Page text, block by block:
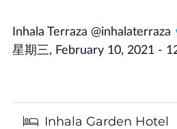
Inhala Terraza @inhalaterraza
星期三, February 10, 2021 -
Inhala Garden Hotel